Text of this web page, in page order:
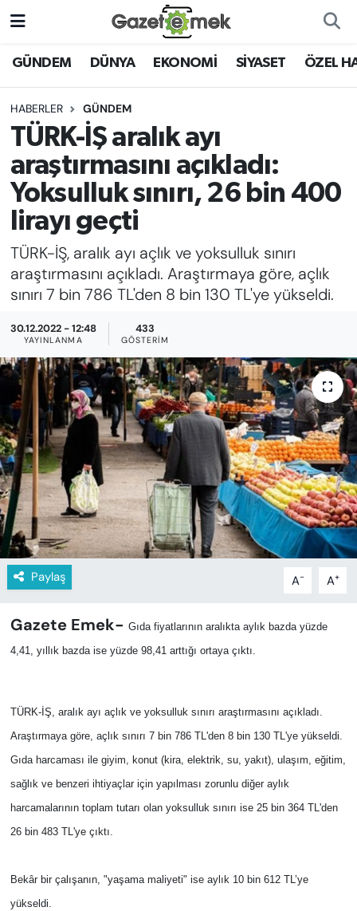
GÜNDEM DÜNYA EKONOMİ SİYASET ÖZEL
HABERLER GÜNDEM
TÜRK-İŞ aralık ayı
araştırmasını açıkladı:
Yoksulluk sınırı, 26 bin 400
lirayı geçti
TÜRK-İŞ, aralık ayı açlık ve yoksulluk sınırı
araştırmasını açıkladı. Araştırmaya göre, açlık
sınırı 7 bin 786 TL'den 8 bin 130 TL'ye yükseldi.
30.12.2022 - 12:48
YAYINLANMA
433
GÖSTERIM
Paylaş A- A+
Gazete Emek- Gıda fiyatlarının aralıkta aylık bazda yüzde
4,41, yıllık bazda ise yüzde 98,41 arttığı ortaya çıktı.
TÜRK-İŞ, aralık ayı açlık ve yoksulluk sınırı araştırmasını açıkladı.
Araştırmaya göre, açlık sınırı 7 bin 786 TL'den 8 bin 130 TL'ye yükseldi.
Gıda harcaması ile giyim, konut (kira, elektrik, su, yakıt), ulaşım, eğitim,
sağlık ve benzeri ihtiyaçlar için yapılması zorunlu diğer aylık
harcamalarının toplam tutarı olan yoksulluk sınırı ise 25 bin 364 TL'den
26 bin 483 TL'ye çıktı.
Bekâr bir çalışanın, "yaşama maliyeti" ise aylık 10 bin 612 TL’ye
yükseldi.
DÜNYA
EKONOMİ
EMEK HABERLERİ
YENİ MEDYADA EMEK
GAZETECİLİĞİNİ GELİŞTİRMEK
FAYDALI BİLGİLER
GÜNDEM
EĞİTİM
KADIN
SAĞLIK
SPOR
KÜLTÜR-SANAT
MAGAZİN
ÖZEL HABER
SİYASET
Nöbetçi Eczaneler
Hava Durumu
İstanbul Namaz Vakitleri
Trafik Durumu
Süper Lig Puan Durumu ve Fikstür
Tüm Manşetler
Son Dakika Haberleri
Haber Arşivi